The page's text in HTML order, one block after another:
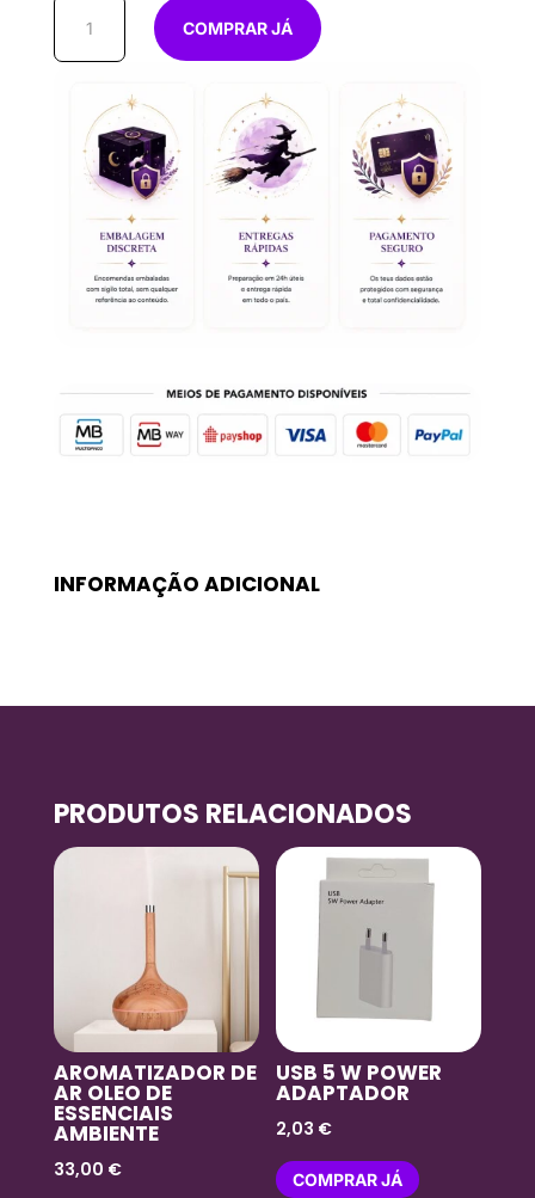
Quantidade
Humificadores
Elétricos
(5unid)
COMPRAR JÁ
INFORMAÇÃO ADICIONAL
PRODUTOS RELACIONADOS
AROMATIZADOR DE
AR OLEO DE
ESSENCIAIS
AMBIENTE
33,00 €
USB 5 W POWER
ADAPTADOR
2,03 €
COMPRAR JÁ